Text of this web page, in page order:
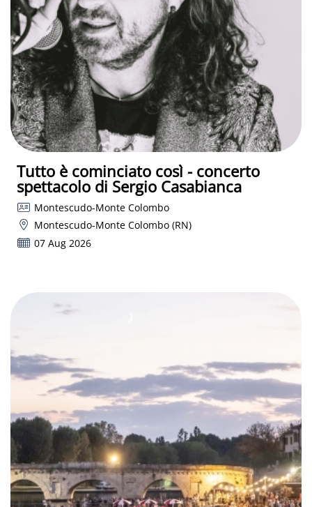
Tutto è cominciato così - concerto
spettacolo di Sergio Casabianca
Montescudo-Monte Colombo
Montescudo-Monte Colombo (RN)
07 Aug 2026